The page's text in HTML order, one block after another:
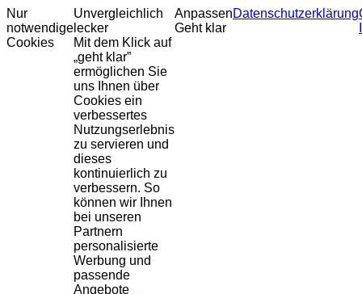
Nur
notwendige
Cookies
Unvergleichlich
lecker
Mit dem Klick auf
„geht klar”
ermöglichen Sie
uns Ihnen über
Cookies ein
verbessertes
Nutzungserlebnis
zu servieren und
dieses
kontinuierlich zu
verbessern. So
können wir Ihnen
bei unseren
Partnern
personalisierte
Werbung und
passende
Angebote
Anpassen
Geht klar
Datenschutzerklärung